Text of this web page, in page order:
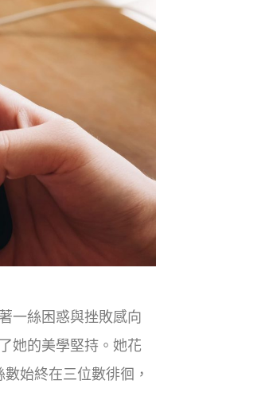
一絲困惑與挫敗感向
她的美學堅持。她花
始終在三位數徘徊，